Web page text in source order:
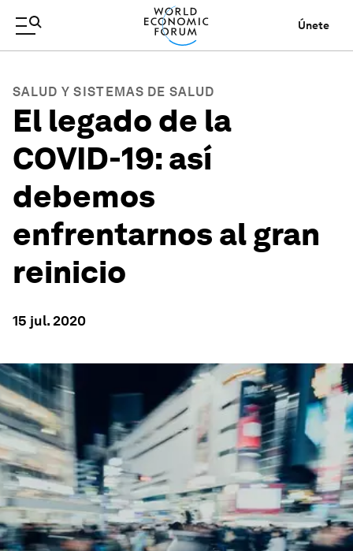
Únete
SALUD Y SISTEMAS DE SALUD
El legado de la
COVID-19: así
debemos
enfrentarnos al gran
reinicio
15 jul. 2020